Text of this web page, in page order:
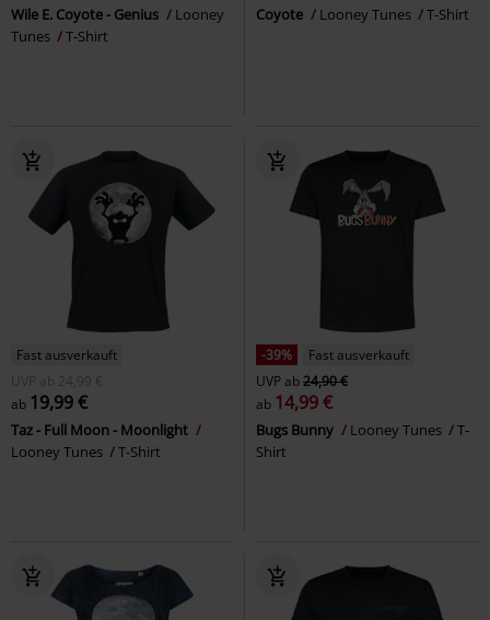
Wile E. Coyote - Genius
Looney
Tunes
T-Shirt
Coyote Looney Tunes T-Shirt
Fast ausverkauft
UVP
ab 24,99 €
ab 19,99 €
Taz - Full Moon - Moonlight
Looney Tunes
T-Shirt
-39%
Fast ausverkauft
UVPab24,90 €
ab 14,99 €
Bugs Bunny Looney Tunes
T-
Shirt